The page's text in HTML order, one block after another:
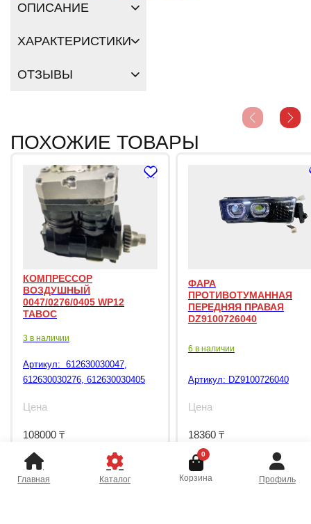
ОПИСАНИЕ
ХАРАКТЕРИСТИКИ
ОТЗЫВЫ
ПОХОЖИЕ ТОВАРЫ
КОМПРЕССОР
ВОЗДУШНЫЙ
0047/0276/0405 WP12
TABOC
3 в наличии
Артикул: 612630030047,
612630030276, 612630030405
Цена
108000 ₸
ФАРА
ПРОТИВОТУМАННАЯ
ПЕРЕДНЯЯ ПРАВАЯ
DZ9100726040
6 в наличии
Артикул: DZ9100726040
Цена
18360 ₸
Главная Каталог
0
Корзина Профиль